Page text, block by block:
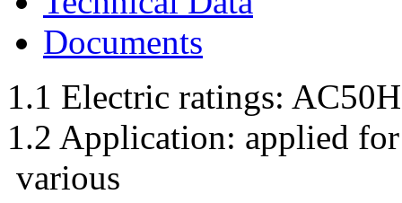
Documents
1.1 Electric ratings:
1.2 Application: applied
various